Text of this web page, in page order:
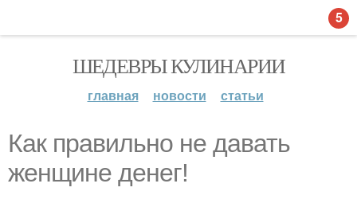
ШЕДЕВРЫ КУЛИНАРИИ
главная новости статьи
Как правильно не давать
женщине денег!
5